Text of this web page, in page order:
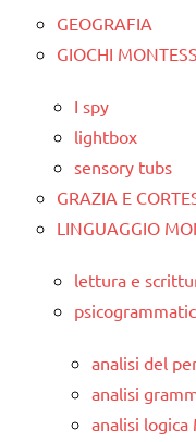
GEOGRAFIA
GIOCHI
I spy
lightbox
sensory tubs
GRAZIA E
LINGUAGGIO
lettura e
analisi del
analisi
analisi logica